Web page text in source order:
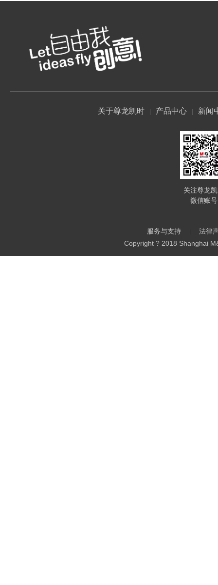
关于尊龙凯时 产品中心 新闻
关注尊龙
微信账号
服务与支持
法律
Copyright ? 2018 Shanghai